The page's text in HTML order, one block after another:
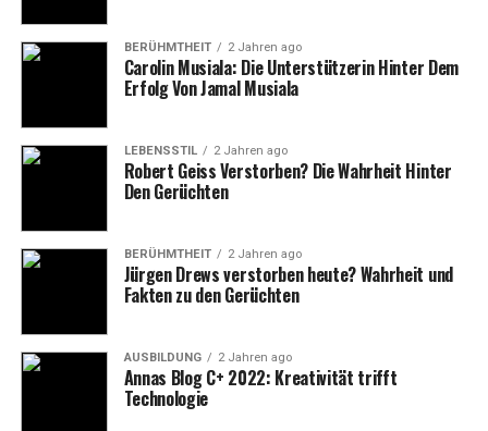
Max: Was macht es so
besonders?
iPhone 15 Pro Max. Apple hat mit diesem Modell neue
Maßstäbe gesetzt, insbesondere im Bereich Leistung,
1. Leistungsstarker A17 Pro Chip
Chip, der in puncto Geschwindigkeit und
Energieeffizienz überzeugt. Dieser Chip ermöglicht
flüssiges Multitasking und bietet eine herausragende
Performance für mobile Spiele und Apps.
BERÜHMTHEIT 2 Jahren ago
Carolin Musiala: Die Unterstützerin Hinter Dem
Erfolg Von Jamal Musiala
LEBENSSTIL 2 Jahren ago
Robert Geiss Verstorben? Die Wahrheit Hinter
Den Gerüchten
BERÜHMTHEIT 2 Jahren ago
Jürgen Drews verstorben heute? Wahrheit und
Fakten zu den Gerüchten
AUSBILDUNG 2 Jahren ago
Annas Blog C+ 2022: Kreativität trifft
Technologie